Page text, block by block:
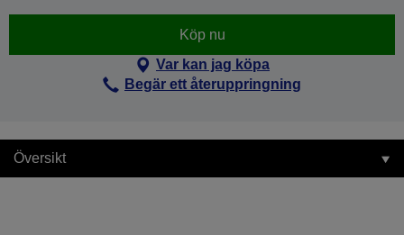
Köp nu
Var kan jag köpa
Begär ett återuppringning
Översikt